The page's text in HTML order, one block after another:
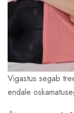
Vigastus segab
endale